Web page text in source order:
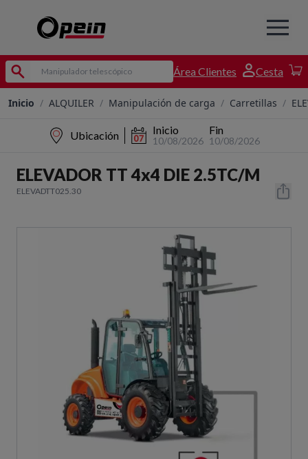
Área Clientes Cesta
Inicio / ALQUILER / Manipulación de carga / Carretillas /
Ubicación Inicio
10/08/2026
Fin
10/08/2026
ELEVADOR TT 4x4 DIE 2.5TC/M
ELEVADTT025.30